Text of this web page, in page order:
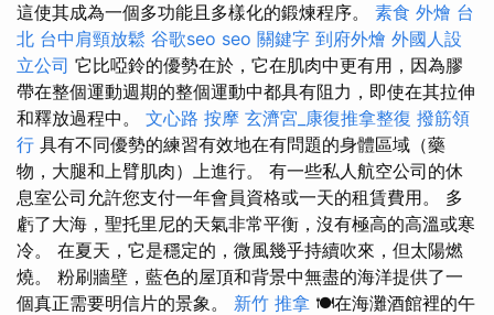
這使其成為一個多功能且多樣化的鍛煉程序。 素食 外燴 台
北 台中肩頸放鬆 谷歌seo seo 關鍵字 到府外燴 外國人設
立公司 它比啞鈴的優勢在於，它在肌肉中更有用，因為膠
帶在整個運動週期的整個運動中都具有阻力，即使在其拉伸
和釋放過程中。 文心路 按摩 玄濟宮_康復推拿整復 撥筋領
行 具有不同優勢的練習有效地在有問題的身體區域（藥
物，大腿和上臂肌肉）上進行。 有一些私人航空公司的休
息室公司允許您支付一年會員資格或一天的租賃費用。 多
虧了大海，聖托里尼的天氣非常平衡，沒有極高的高溫或寒
冷。 在夏天，它是穩定的，微風幾乎持續吹來，但太陽燃
燒。 粉刷牆壁，藍色的屋頂和背景中無盡的海洋提供了一
個真正需要明信片的景象。 新竹 推拿 🍽️在海灘酒館裡的午